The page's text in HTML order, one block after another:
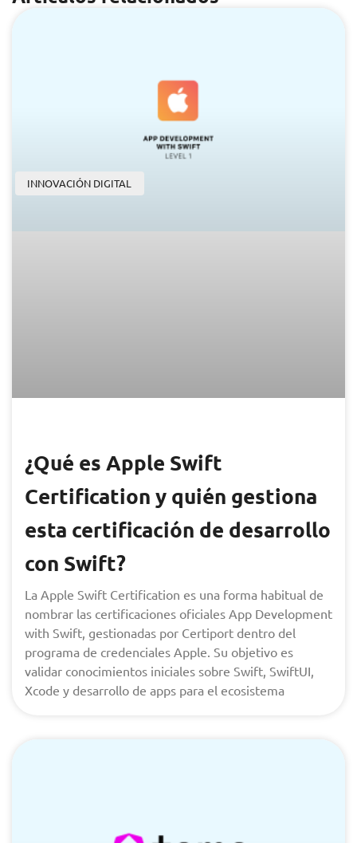
INNOVACIÓN DIGITAL
¿Qué es Apple Swift
Certification y quién gestiona
esta certificación de desarrollo
con Swift?
La Apple Swift Certification es una forma habitual de
nombrar las certificaciones oficiales App Development
with Swift, gestionadas por Certiport dentro del
programa de credenciales Apple. Su objetivo es
validar conocimientos iniciales sobre Swift, SwiftUI,
Xcode y desarrollo de apps para el ecosistema